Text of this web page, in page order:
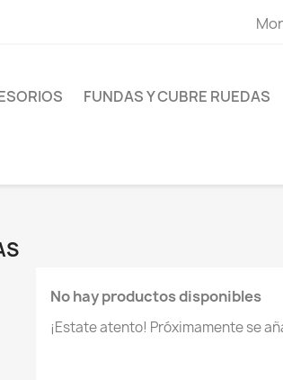
FUNDAS Y CUBRE RUEDAS
No hay productos disponibles
¡Estate atento! Próximamente se